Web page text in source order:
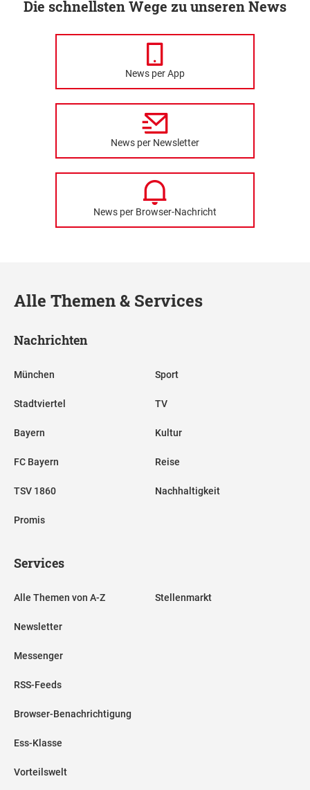
Die schnellsten Wege zu unseren News
News per App
News per Newsletter
News per Browser-Nachricht
Alle Themen & Services
Nachrichten
München
Stadtviertel
Bayern
FC Bayern
TSV 1860
Promis
Sport
TV
Kultur
Reise
Nachhaltigkeit
Services
Alle Themen von A-Z
Newsletter
Messenger
RSS-Feeds
Browser-Benachrichtigung
Ess-Klasse
Vorteilswelt
Stellenmarkt